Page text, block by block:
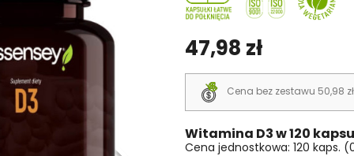
47,98 zł
Cena bez zestawu 50,98 zł
Witamina D3 w 120
Cena jednostkowa: 120 kaps.